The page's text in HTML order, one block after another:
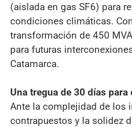
(aislada en gas SF6) para
condiciones climáticas.
transformación de 450
para futuras
Catamarca.
Una tregua de 30 días
Ante la complejidad de los
contrapuestos y la solidez